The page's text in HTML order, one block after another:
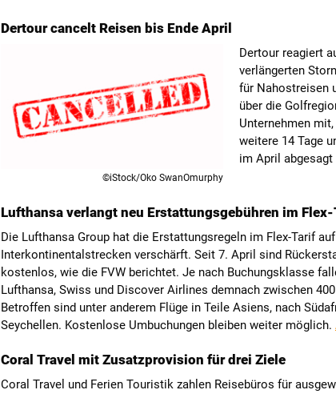
Dertour cancelt Reisen bis Ende April
©iStock/Oko SwanOmurphy
Dertour reagiert
verlängerten
für Nahostreisen
über die
Unternehmen
weitere 14 Tage
im April abgesagt
Lufthansa verlangt neu Erstattungsgebühren im
Die Lufthansa Group hat die Erstattungsregeln im Flex-Tarif
Interkontinentalstrecken verschärft. Seit 7. April sind
kostenlos, wie die FVW berichtet. Je nach Buchungsklasse
Lufthansa, Swiss und Discover Airlines demnach zwischen
Betroffen sind unter anderem Flüge in Teile Asiens, nach
Seychellen. Kostenlose Umbuchungen bleiben weiter möglich.
Coral Travel mit Zusatzprovision für drei Ziele
Coral Travel und Ferien Touristik zahlen Reisebüros für